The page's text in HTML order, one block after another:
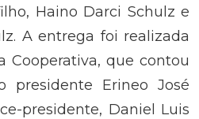
Haino Darci Schulz e
A entrega foi realizada
Cooperativa, que contou
presidente Erineo José
presidente, Daniel Luis